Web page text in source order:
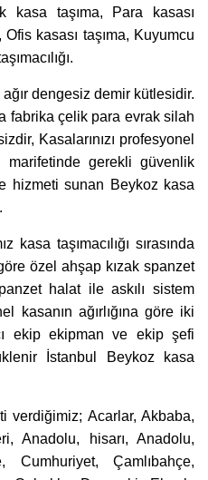
kasa taşıma, Para kasası
Ofis kasası taşıma, Kuyumcu
dengesiz demir kütlesidir.
fabrika çelik para evrak silah
Kasalarınızı profesyonel
marifetinde gerekli güvenlik
hizmeti sunan Beykoz kasa
kasa taşımacılığı sırasında
özel ahşap kızak spanzet
halat ile askılı sistem
kasanın ağırlığına göre iki
ekip ekipman ve ekip şefi
İstanbul Beykoz kasa
verdiğimiz; Acarlar, Akbaba,
Anadolu, hisarı, Anadolu,
Cumhuriyet, Çamlıbahçe,